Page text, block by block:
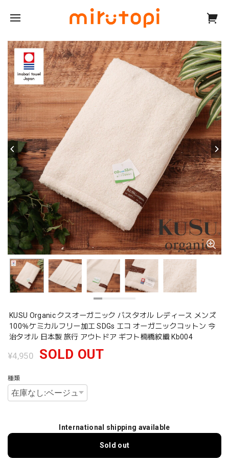
KUSU Organic クスオーガニック バスタオル レディース メンズ
100％ケミカルフリー加工 SDGs エコ オーガニックコットン 今
治タオル 日本製 旅行 アウトドア ギフト楠橋紋織 Kb004
¥4,950 SOLD OUT
種類
International shipping available
Sold out